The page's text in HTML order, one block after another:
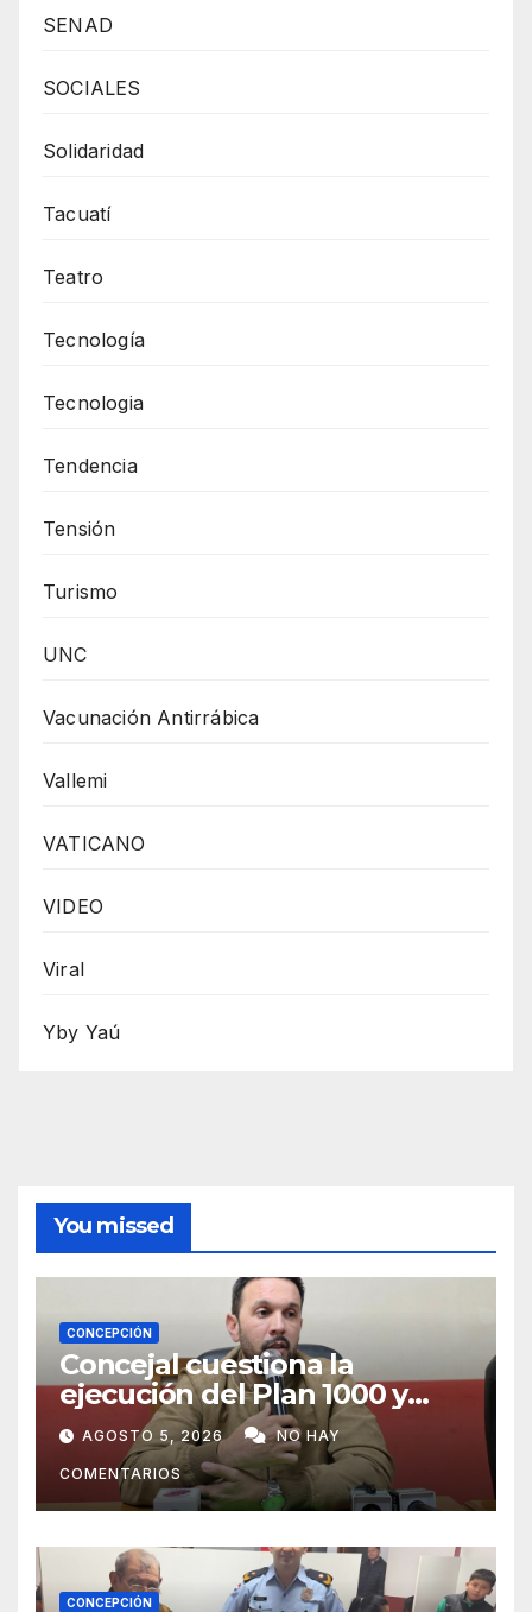
SENAD
SOCIALES
Solidaridad
Tacuatí
Teatro
Tecnología
Tecnologia
Tendencia
Tensión
Turismo
UNC
Vacunación Antirrábica
Vallemi
VATICANO
VIDEO
Viral
Yby Yaú
You missed
CONCEPCIÓN
Concejal cuestiona la
ejecución del Plan 1000 y
pide mayor participación del
municipio
AGOSTO 5, 2026 NO HAY
COMENTARIOS
CONCEPCIÓN